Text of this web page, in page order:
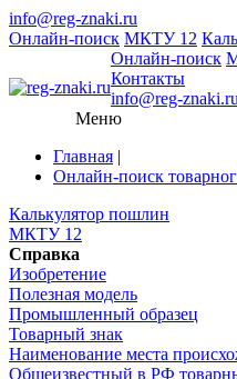
info@reg-znaki.ru
Онлайн-поиск МКТУ 12
Онлайн-поиск
Контакты
info@reg-znaki.ru
Меню
Главная |
Онлайн-поиск
Калькулятор пошлин
МКТУ 12
Справка
Изобретение
Полезная модель
Промышленный образец
Товарный знак
Наименование места
Общеизвестный в РФ